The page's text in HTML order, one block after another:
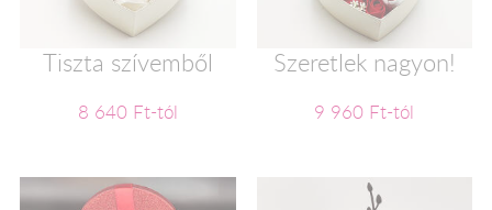
Tiszta szívemből
8 640 Ft-tól
Szeretlek nagyon!
9 960 Ft-tól